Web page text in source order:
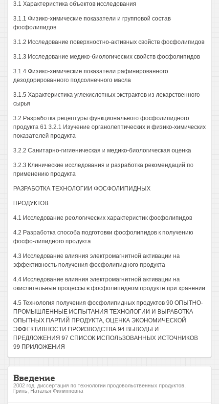
3.1 Характеристика объектов исследования
3.1.1 Физико-химические показатели и групповой состав
фосфолипидов
3.1.2 Исследование поверхностно-активных свойств фосфолипидов
3.1.3 Исследование медико-биологических свойств фосфолипидов
3.1.4 Физико-химические показатели рафинированного
дезодорированного подсолнечного масла
3.1.5 Характеристика углекислотных экстрактов из лекарственного
сырья
3.2 Разработка рецептуры функционального фосфолипидного
продукта 61 3.2.1 Изучение органолептических и физико-химических
показателей продукта
3.2.2 Санитарно-гигиеническая и медико-биологическая оценка
3.2.3 Клинические исследования и разработка рекомендаций по
применению продукта
РАЗРАБОТКА ТЕХНОЛОГИИ ФОСФОЛИПИДНЫХ
ПРОДУКТОВ
4.1 Исследование реологических характеристик фосфолипидов
4.2 Разработка способа подготовки фосфолипидов к получению
фосфо-липидного продукта
4.3 Исследование влияния электромагнитной активации на
эффективность получения фосфолипидного продукта
4.4 Исследование влияния электромагнитной активации на
окислительные процессы в фосфолипидном продукте при хранении
4.5 Технология получения фосфолипидных продуктов 90 ОПЫТНО-
ПРОМЫШЛЕННЫЕ ИСПЫТАНИЯ ТЕХНОЛОГИИ И ВЫРАБОТКА
ОПЫТНЫХ ПАРТИЙ ПРОДУКТА, ОЦЕНКА ЭКОНОМИЧЕСКОЙ
ЭФФЕКТИВНОСТИ ПРОИЗВОДСТВА 94 ВЫВОДЫ И
ПРЕДЛОЖЕНИЯ 97 СПИСОК ИСПОЛЬЗОВАННЫХ ИСТОЧНИКОВ
99 ПРИЛОЖЕНИЯ
Введение
2002 год, диссертация по технологии продовольственных продуктов,
Гринь, Наталья Филипповна